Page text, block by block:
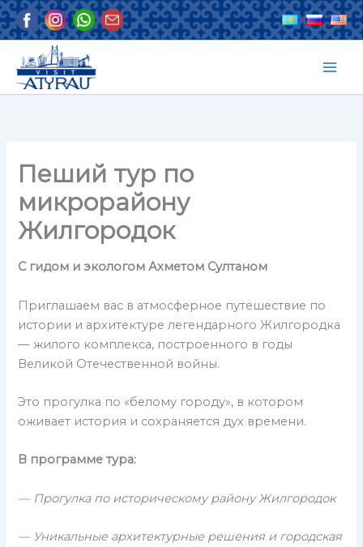
Перейти
к
содержимому
Пеший тур по
микрорайону
Жилгородок
C гидом и экологом Ахметом Султаном
Приглашаем вас в атмосферное путешествие по
истории и архитектуре легендарного Жилгородка
— жилого комплекса, построенного в годы
Великой Отечественной войны.
Это прогулка по «белому городу», в котором
оживает история и сохраняется дух времени.
В программе тура:
— Прогулка по историческому району Жилгородок
— Уникальные архитектурные решения и городская